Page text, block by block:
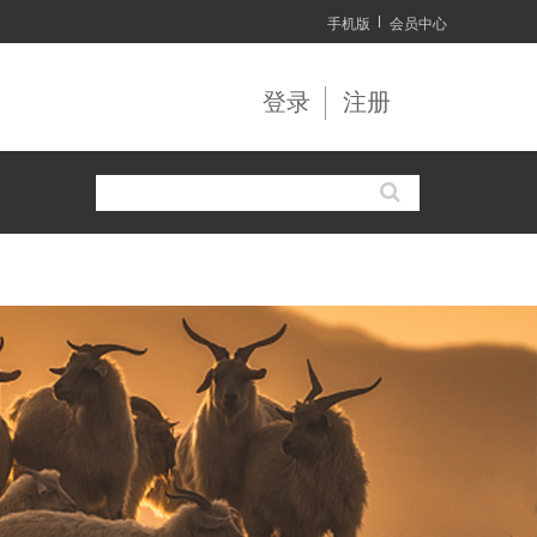
手机版 会员中心
登录 注册